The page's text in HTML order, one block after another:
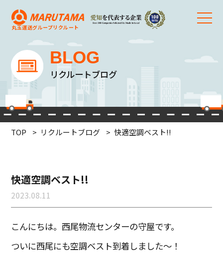
丸玉運送グループリクルート
BLOG
リクルートブログ
TOP リクルートブログ 快適空調ベスト!!
快適空調ベスト!!
2023.08.11
こんにちは。西尾物流センターの守屋です。
ついに西尾にも空調ベスト到着しました～！